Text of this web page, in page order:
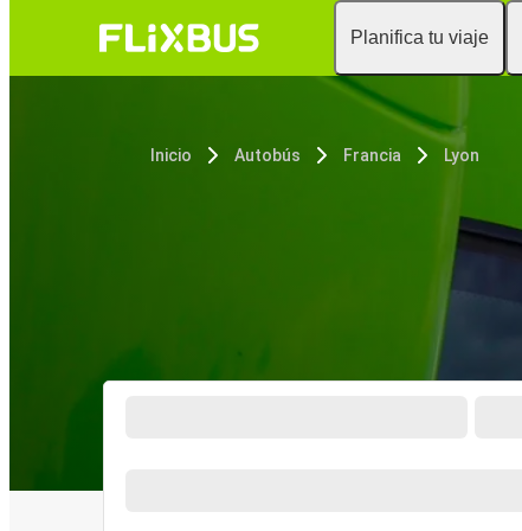
Planifica tu viaje
Inicio Autobús Francia Lyon